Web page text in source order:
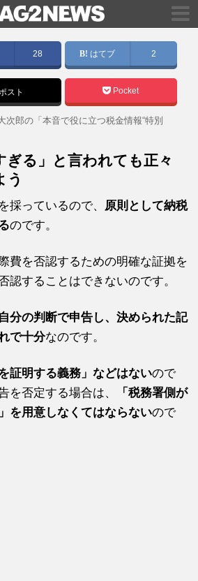
28 はてブ 2
スト Pocket
次郎の「本音で役に立つ税金情報“特別
ぎる」と言われても正々
う
採っているので、 原則として納税
のです。
費を否認するための明確な証拠を
認することはできないのです。
分の判断で申告し、決められた記
で十分なのです。
を証明する義務」などはないので
を否定する場合は、
「税務署側が
を用意しなくてはならないので